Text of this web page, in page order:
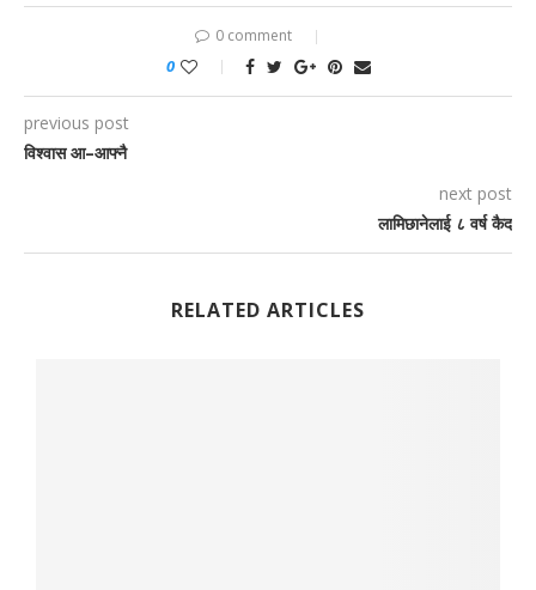
0 comment
0
previous post
विश्वास आ–आफ्नै
next post
लामिछानेलाई ८ वर्ष कैद
RELATED ARTICLES